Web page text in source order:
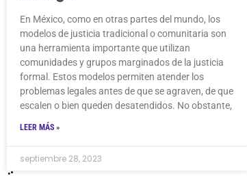
En México, como en otras partes del mundo, los
modelos de justicia tradicional o comunitaria son
una herramienta importante que utilizan
comunidades y grupos marginados de la justicia
formal. Estos modelos permiten atender los
problemas legales antes de que se agraven, de que
escalen o bien queden desatendidos. No obstante,
LEER MÁS »
septiembre 28, 2023